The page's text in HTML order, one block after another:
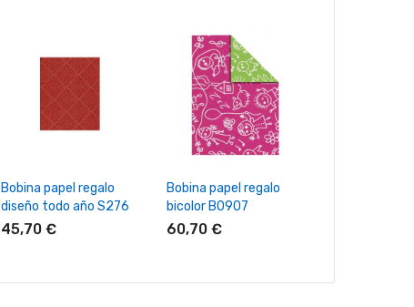
+ Añadir Al Carrito
Bobina papel regalo
diseño todo año S276
45,70 €
+ Añadir Al Carrito
Bobina papel regalo
bicolor B0907
60,70 €